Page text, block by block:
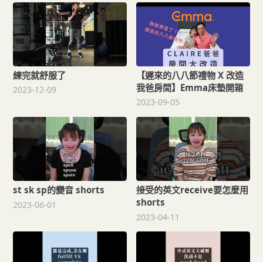
練完就舒服了
2023-12-09
【遲來的八八節禮物 X 改造
我爸房間】Emma床墊開箱
2023-09-05
st sk sp的變音 shorts
2023-06-01
接受的英文receive要怎麼用
shorts
2023-04-11